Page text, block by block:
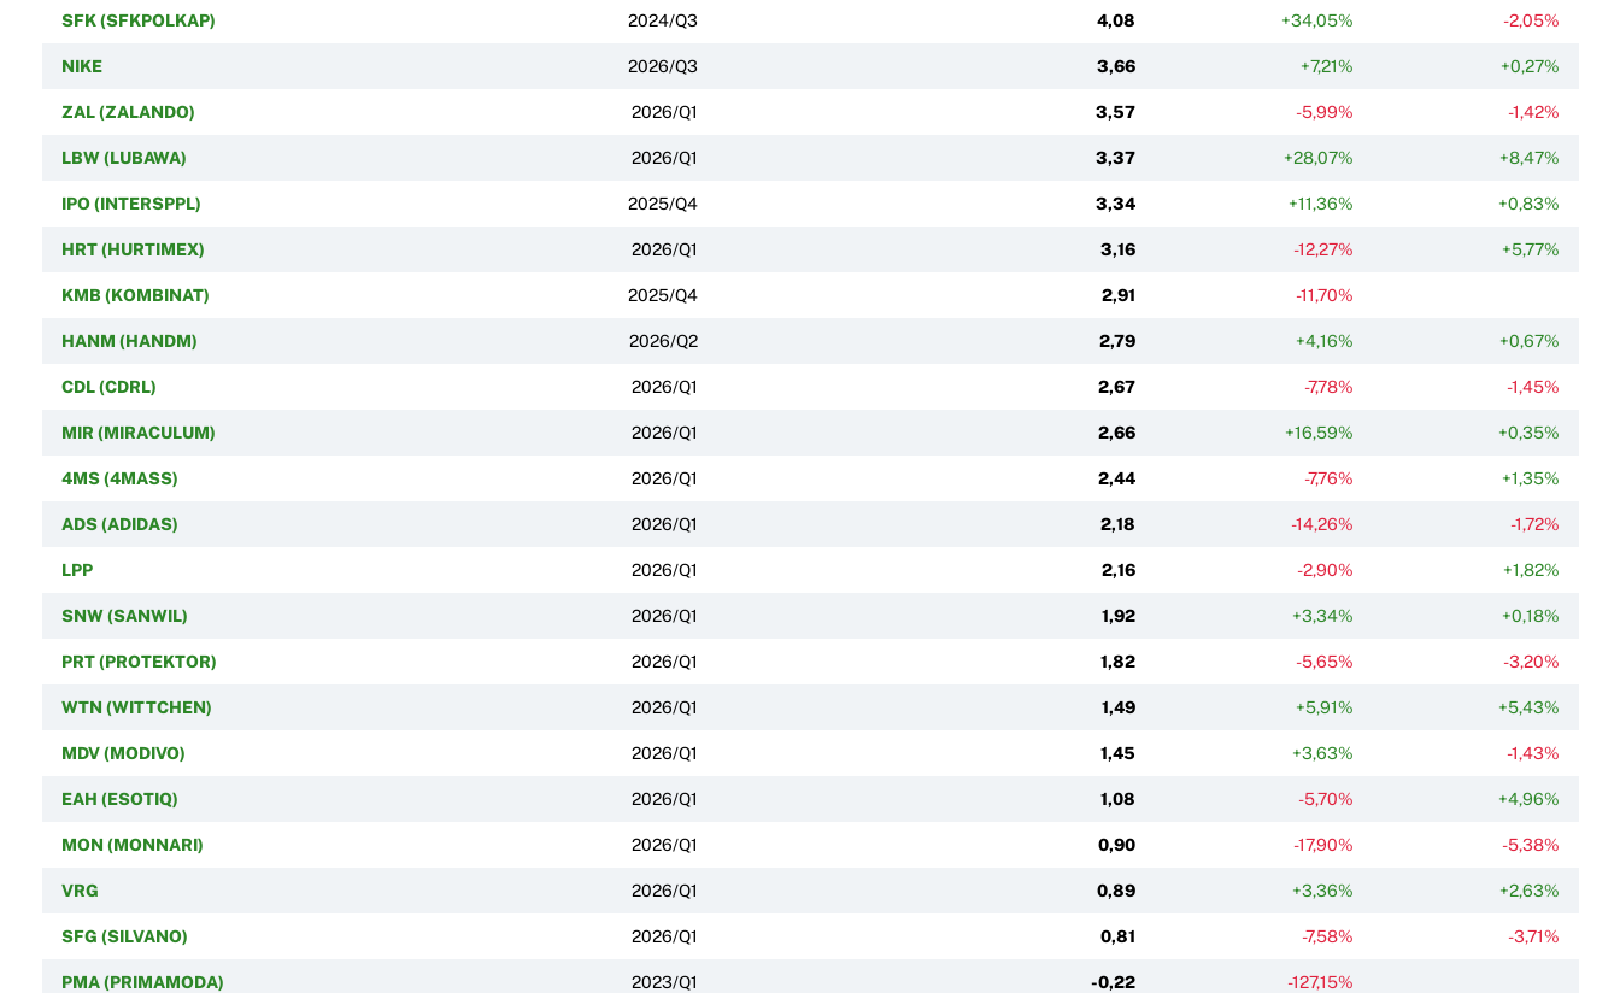
SFK (SFKPOLKAP) 2024/Q3 4,08 +34,05% -2,05%
NIKE 2026/Q3 3,66 +7,21% +0,27%
ZAL (ZALANDO) 2026/Q1 3,57 -5,99% -1,42%
LBW (LUBAWA) 2026/Q1 3,37 +28,07% +8,47%
IPO (INTERSPPL) 2025/Q4 3,34 +11,36% +0,83%
HRT (HURTIMEX) 2026/Q1 3,16 -12,27% +5,77%
KMB (KOMBINAT) 2025/Q4 2,91 -11,70%
HANM (HANDM) 2026/Q2 2,79 +4,16% +0,67%
CDL (CDRL) 2026/Q1 2,67 -7,78% -1,45%
MIR (MIRACULUM) 2026/Q1 2,66 +16,59% +0,35%
4MS (4MASS) 2026/Q1 2,44 -7,76% +1,35%
ADS (ADIDAS) 2026/Q1 2,18 -14,26% -1,72%
LPP 2026/Q1 2,16 -2,90% +1,82%
SNW (SANWIL) 2026/Q1 1,92 +3,34% +0,18%
PRT (PROTEKTOR) 2026/Q1 1,82 -5,65% -3,20%
WTN (WITTCHEN) 2026/Q1 1,49 +5,91% +5,43%
MDV (MODIVO) 2026/Q1 1,45 +3,63% -1,43%
EAH (ESOTIQ) 2026/Q1 1,08 -5,70% +4,96%
MON (MONNARI) 2026/Q1 0,90 -17,90% -5,38%
VRG 2026/Q1 0,89 +3,36% +2,63%
SFG (SILVANO) 2026/Q1 0,81 -7,58% -3,71%
PMA (PRIMAMODA) 2023/Q1 -0,22 -127,15%